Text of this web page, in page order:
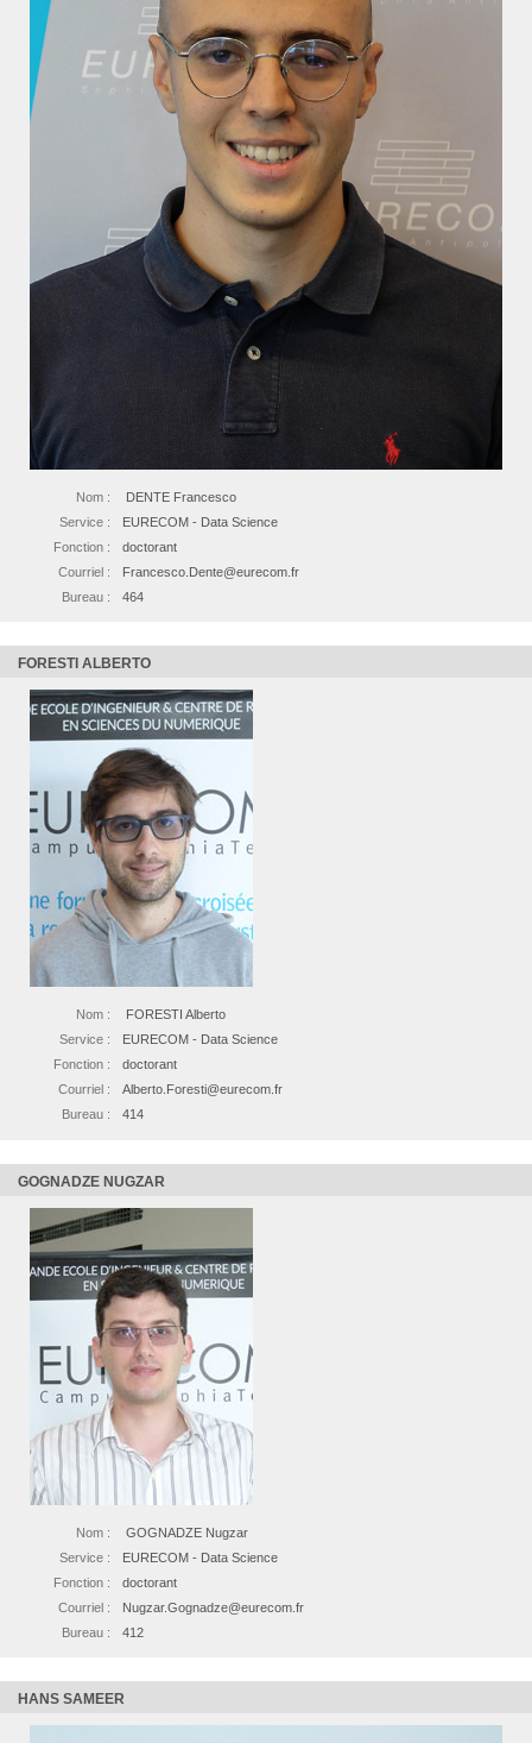
Nom :
DENTE Francesco
Service :
EURECOM - Data Science
Fonction :
doctorant
Courriel :
Francesco.Dente@eurecom.fr
Bureau :
464
FORESTI ALBERTO
Nom :
FORESTI Alberto
Service :
EURECOM - Data Science
Fonction :
doctorant
Courriel :
Alberto.Foresti@eurecom.fr
Bureau :
414
GOGNADZE NUGZAR
Nom :
GOGNADZE Nugzar
Service :
EURECOM - Data Science
Fonction :
doctorant
Courriel :
Nugzar.Gognadze@eurecom.fr
Bureau :
412
HANS SAMEER